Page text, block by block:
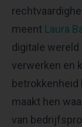
meent Laura
digitale
verwerken en
maakt hen
van